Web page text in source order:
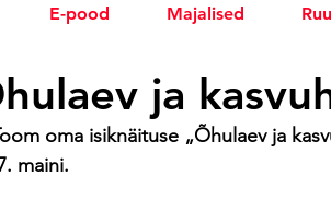
E-pood Majalised
ja
oma isiknäituse „Õhulaev ja
maini.